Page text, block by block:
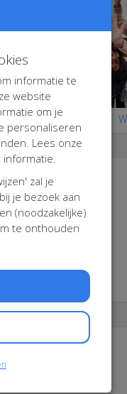
TOP TEAMS
informatie te
website
om je
personaliseren
Lees onze
zal je
je bezoek aan
(noodzakelijke)
te onthouden